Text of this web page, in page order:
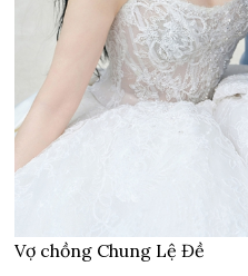
Vợ chồng Chung Lệ Đề